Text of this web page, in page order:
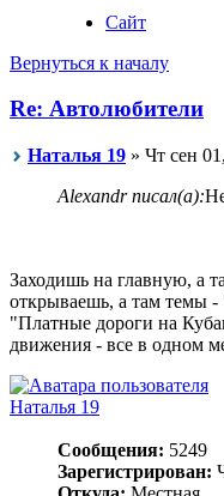
Сайт
Вернуться к началу
Re: Автолюбители
Наталья 19 » Чт сен
Alexandr писал(а):
Заходишь на главную, а
открываешь, а там
"Платные дороги на
движения - все в одном
Наталья 19
Сообщения: 5249
Зарегистрирован: